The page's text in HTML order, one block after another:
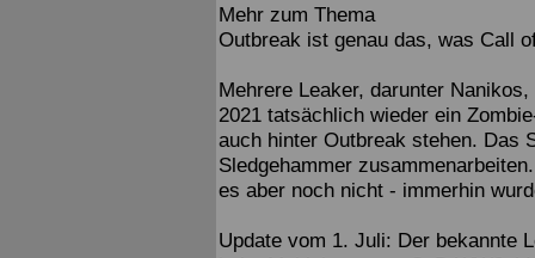
Mehr zum Thema
Outbreak ist genau das, was Call
Mehrere Leaker, darunter
2021 tatsächlich wieder ein
auch hinter Outbreak stehen. Das
Sledgehammer
es aber noch nicht - immerhin
Update vom 1. Juli: Der bekannte